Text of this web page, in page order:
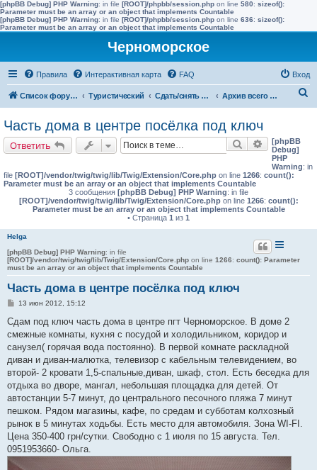
[phpBB Debug] PHP Warning: in file [ROOT]/phpbb/session.php on line 580: sizeof():
Parameter must be an array or an object that implements Countable
[phpBB Debug] PHP Warning: in file [ROOT]/phpbb/session.php on line 636: sizeof():
Parameter must be an array or an object that implements Countable
Черноморское
Правила Интерактивная карта FAQ Вход
Список форумов Туристический Сдать/снять в других населенных пунктах района Архив всего жилья до 2015 года
Часть дома в центре посёлка под ключ
Ответить Поиск
[phpBB
Debug]
PHP
Warning: in
file [ROOT]/vendor/twig/twig/lib/Twig/Extension/Core.php on line 1266: count():
Parameter must be an array or an object that implements Countable
3 сообщения [phpBB Debug] PHP Warning: in file
[ROOT]/vendor/twig/twig/lib/Twig/Extension/Core.phpon line 1266: count():
Parameter must be an array or an object that implements Countable
• Страница 1 из 1
Helga
[phpBB Debug] PHP Warning: in file
[ROOT]/vendor/twig/twig/lib/Twig/Extension/Core.php on line 1266: count(): Parameter
must be an array or an object that implements Countable
Часть дома в центре посёлка под ключ
С
о
б
щ
е
и
е
13 июн 2012, 15:12
Сдам под ключ часть дома в центре пгт Черноморское. В доме 2
смежные комнаты, кухня с посудой и холодильником, коридор и
санузел( горячая вода постоянно). В первой комнате раскладной
диван и диван-малютка, телевизор с кабельным телевидением, во
второй- 2 кровати 1,5-спальные,диван, шкаф, стол. Есть беседка для
отдыха во дворе, мангал, небольшая площадка для детей. От
автостанции 5-7 минут, до центрального песочного пляжа 7 минут
пешком. Рядом магазины, кафе, по средам и субботам колхозный
рынок в 5 минутах ходьбы. Есть место для автомобиля. Зона WI-FI.
Цена 350-400 грн/сутки. Свободно с 1 июля по 15 августа. Тел.
0951953660- Ольга.